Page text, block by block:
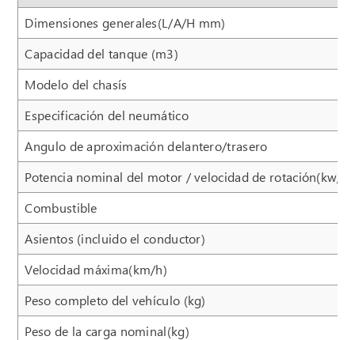
Dimensiones generales(L/A/H mm)
Capacidad del tanque (m3)
Modelo del chasís
Especificación del neumático
Angulo de aproximación delantero/trasero
Potencia nominal del motor / velocidad de rotación(kw/
Combustible
Asientos (incluido el conductor)
Velocidad máxima(km/h)
Peso completo del vehículo (kg)
Peso de la carga nominal(kg)